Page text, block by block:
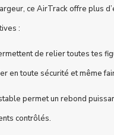
ce AirTrack offre plus
:
de relier toutes tes
en toute sécurité et même
permet un rebond
contrôlés.